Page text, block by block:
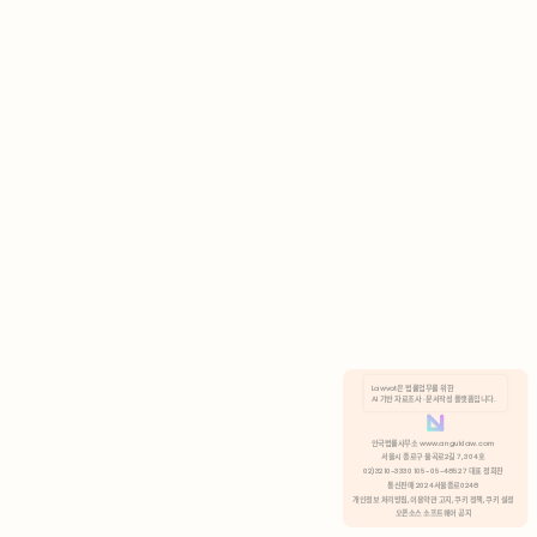
분석 쿠키 허용
Lawvot은 법률업무를 위한
AI 기반 자료조사 · 문서작성 플랫폼입니다.
안국법률사무소 www.anguklaw.com
서울시 종로구 율곡로2길 7, 304호
02)3210-3330 105-05-48527 대표 정희찬
통신판매 2024서울종로0248
개인정보 처리방침, 이용약관 고지, 쿠키 정책, 쿠키 설정
오픈소스 소프트웨어 공지